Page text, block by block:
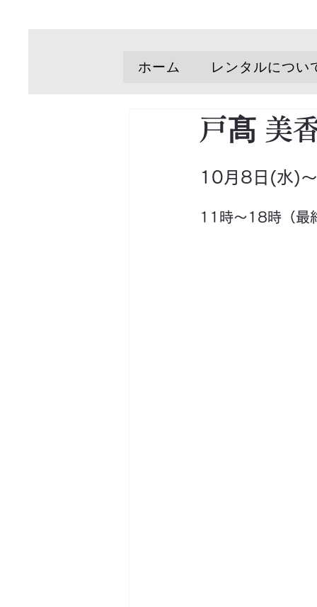
ホーム レンタルについ
戸髙 美
10月8日(水)
11時〜18時（最